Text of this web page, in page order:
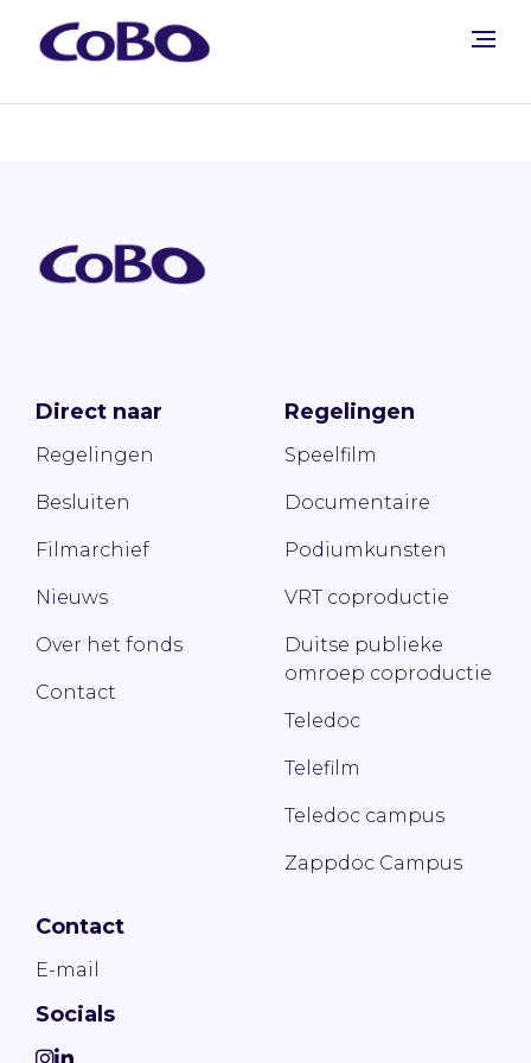
Direct naar
Regelingen
Besluiten
Filmarchief
Nieuws
Over het fonds
Contact
Regelingen
Speelfilm
Documentaire
Podiumkunsten
VRT coproductie
Duitse publieke
omroep coproductie
Teledoc
Telefilm
Teledoc campus
Zappdoc Campus
Contact
E-mail
Socials